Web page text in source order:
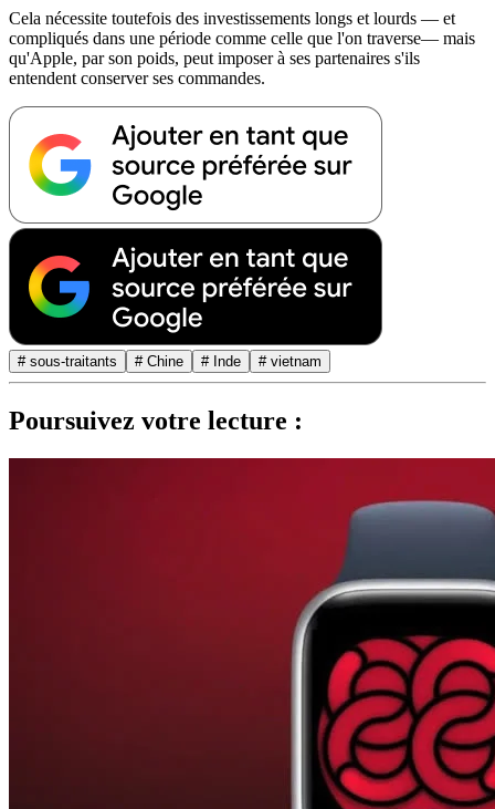
Cela nécessite toutefois des investissements longs et lourds — et
compliqués dans une période comme celle que l'on traverse— mais
qu'Apple, par son poids, peut imposer à ses partenaires s'ils
entendent conserver ses commandes.
# sous-traitants # Chine # Inde # vietnam
Poursuivez votre lecture :